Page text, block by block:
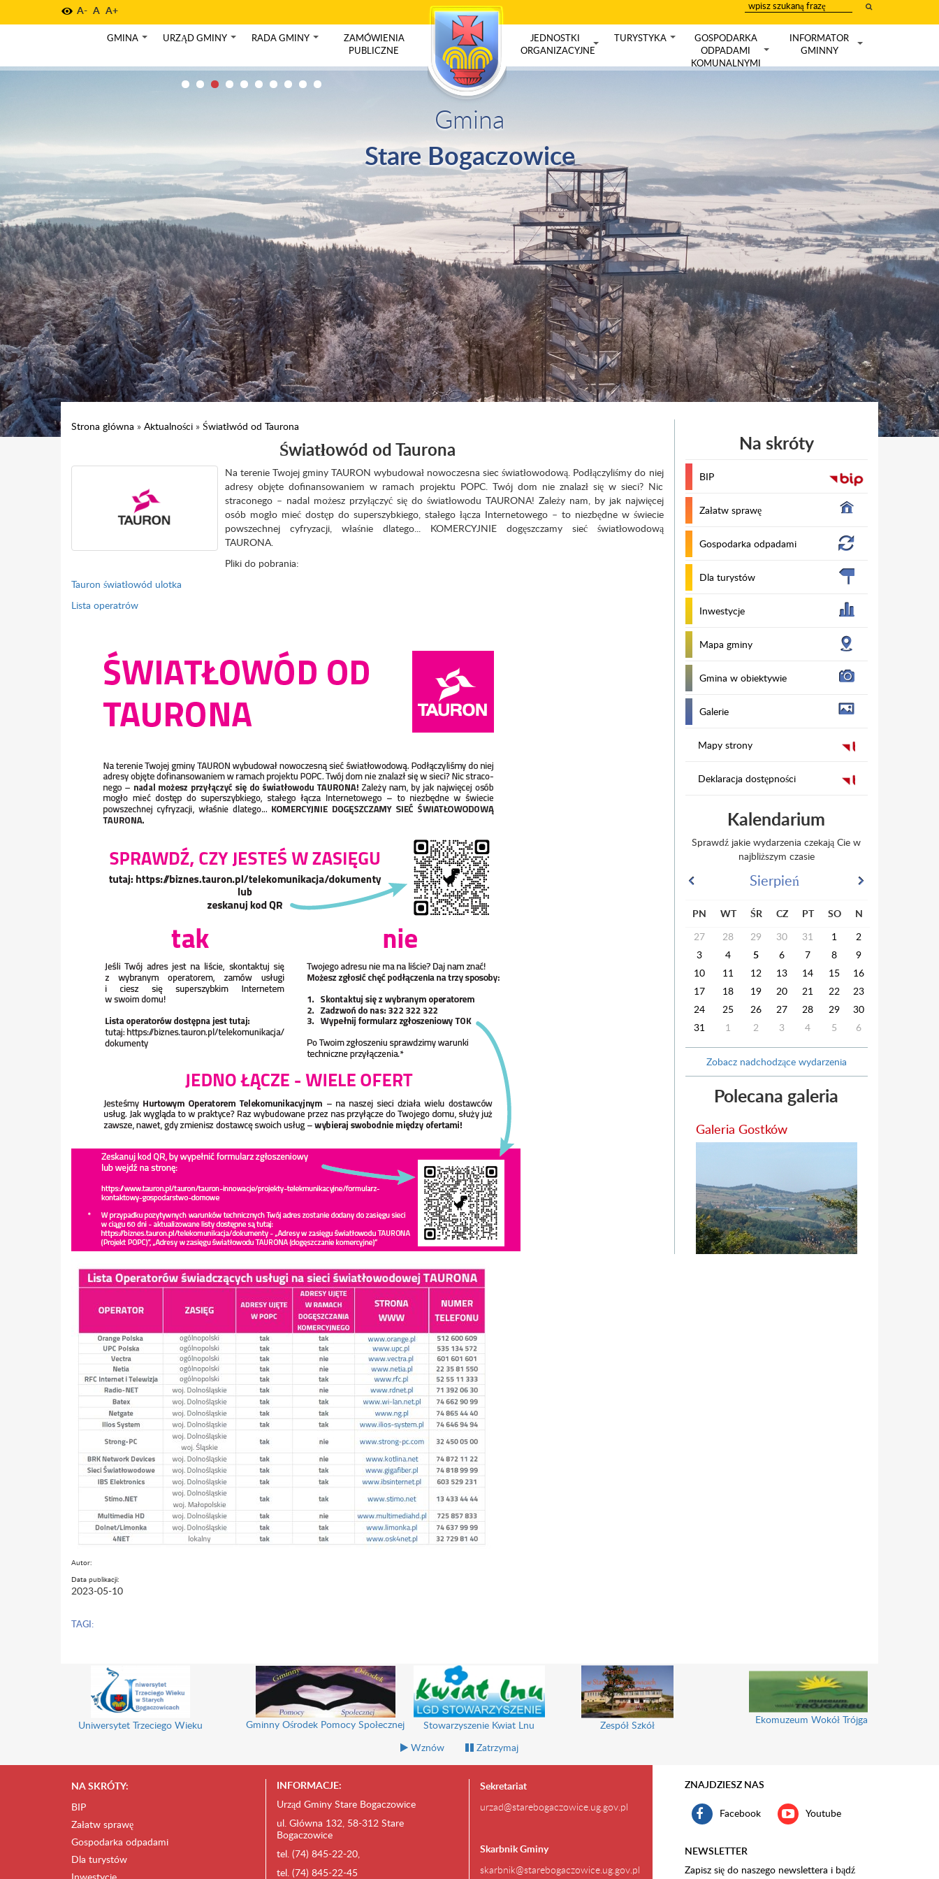
A- A A+
wpisz
szukany
tekst
GMINA URZĄD GMINY RADA GMINY
ZAMÓWIENIA
PUBLICZNE
JEDNOSTKI
ORGANIZACYJNE
TURYSTYKA
GOSPODARKA
ODPADAMI
KOMUNALNYMI
INFORMATOR
GMINNY
Gmina
Stare Bogaczowice
Strona główna » Aktualności » Światłwód od Taurona
Światłowód od Taurona
Na terenie Twojej gminy TAURON wybudował nowoczesna siec światłowodową. Podłączyliśmy do niej
adresy objęte dofinansowaniem w ramach projektu POPC. Twój dom nie znalazł się w sieci? Nic
straconego – nadal możesz przyłączyć się do światłowodu TAURONA! Zależy nam, by jak najwięcej
osób mogło mieć dostęp do superszybkiego, stałego łącza Internetowego – to niezbędne w świecie
powszechnej cyfryzacji, właśnie dlatego... KOMERCYJNIE dogęszczamy sieć światłowodową
TAURONA.
Pliki do pobrania:
Tauron światłowód ulotka
Lista operatrów
Autor:
Data publikacji:
2023-05-10
TAGI:
Na skróty
BIP
Załatw sprawę
Gospodarka odpadami
Dla turystów
Inwestycje
Mapa gminy
Gmina w obiektywie
Galerie
Mapy strony
Deklaracja dostępności
Kalendarium
Sprawdź jakie wydarzenia czekają Cie w
najbliższym czasie
Sierpień
PN WT ŚR CZ PT SO
N
27
28 29 30 31 1
2
3
4 5 6 7 8
9
10
11 12 13 14 15
16
17
18 19 20 21 22
23
24
25 26 27 28 29
30
31
1 2 3 4 5 6
Zobacz nadchodzące wydarzenia
Polecana galeria
Galeria Gostków
Uniwersytet Trzeciego Wieku Gminny Ośrodek Pomocy Społecznej Stowarzyszenie Kwiat Lnu Zespół Szkół Ekomuzeum Wokół Trójgarbu
Wznów Zatrzymaj
NA SKRÓTY:
BIP
Załatw sprawę
Gospodarka odpadami
Dla turystów
INFORMACJE:
Urząd Gminy Stare Bogaczowice
ul. Główna 132, 58-312 Stare
Bogaczowice
tel. (74) 845-22-20,
tel. (74) 845-22-45
Sekretariat
urzad@starebogaczowice.ug.gov.pl
Skarbnik Gminy
skarbnik@starebogaczowice.ug.gov.pl
ZNAJDZIESZ NAS
Facebook Youtube
NEWSLETTER
Zapisz się do naszego newslettera i bądź